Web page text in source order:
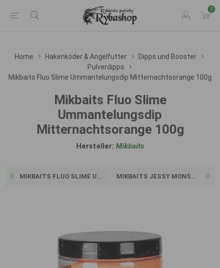
0
Home Hakenköder & Angelfutter
Dipps und Booster
Pulverdipps
Mikbaits Fluo Slime Ummantelungsdip Mitternachtsorange 100g
Mikbaits Fluo Slime
Ummantelungsdip
Mitternachtsorange 100g
Hersteller: Mikbaits
MIKBAITS FLUO SLIME UMMANTE... MIKBAITS JESSY MONSTER PULV...